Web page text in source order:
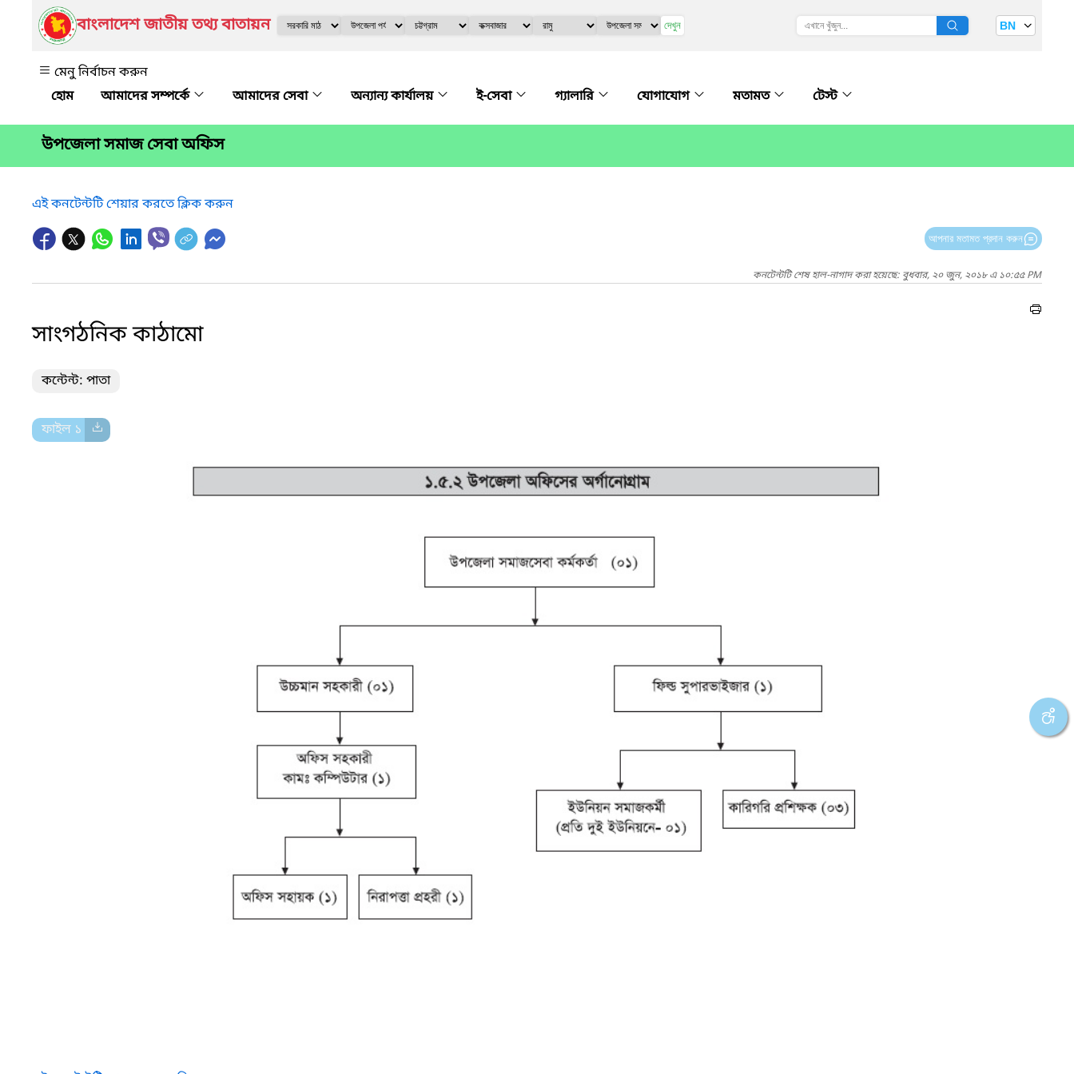
বাংলাদেশ জাতীয় তথ্য বাতায়ন দেখুন BN
মেনু নির্বাচন করুন
আমাদের সম্পর্কে
আমাদের সেবা অন্যান্য কার্যালয় ই-সেবা গ্যালারি যোগাযোগ মতামত টেস্ট
উপজেলা সমাজ সেবা অফিস
এই কনটেন্টটি শেয়ার করতে ক্লিক করুন
আপনার মতামত প্রদান করুন
কনটেন্টটি শেষ হাল-নাগাদ করা হয়েছে: বুধবার, ২০ জুন, ২০১৮ এ ১০:৫৫ PM
সাংগঠনিক কাঠামো
কন্টেন্ট: পাতা
ফাইল ১